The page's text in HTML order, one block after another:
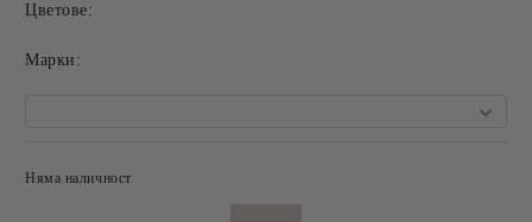
Цветове:
Mарки:
Няма наличност